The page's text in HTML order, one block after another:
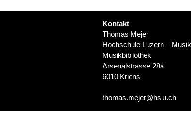
Kontakt
Thomas Mejer
Hochschule Luzern – Musik
Musikbibliothek
Arsenalstrasse 28a
6010 Kriens
thomas.mejer@hslu.ch